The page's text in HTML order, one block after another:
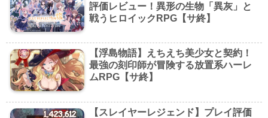
評価レビュー！異形の生物「異灰」と
戦うヒロイックRPG【サ終】
【浮島物語】えちえち美少女と契約！
最強の刻印師が冒険する放置系ハーレ
ムRPG【サ終】
【スレイヤーレジェンド】プレイ評価